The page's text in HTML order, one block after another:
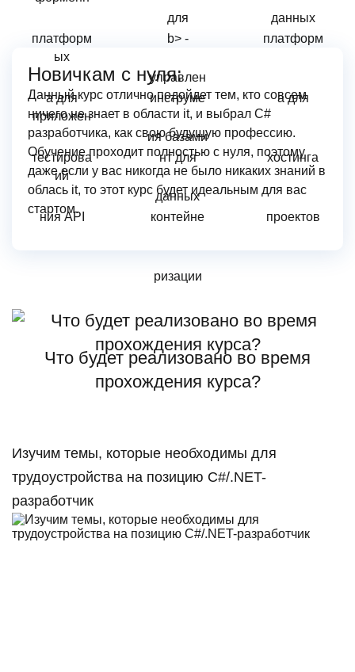
Новичкам с нуля:
Данный курс отлично подойдет тем, кто совсем
ничего не знает в области it, и выбрал С#
разработчика, как свою будущую профессию.
Обучение проходит полностью с нуля, поэтому
даже если у вас никогда не было никаких знаний в
облась it, то этот курс будет идеальным для вас
стартом.
Что будет реализовано во время
прохождения курса?
Изучим темы, которые необходимы для
трудоустройства на позицию C#/.NET-
разработчик